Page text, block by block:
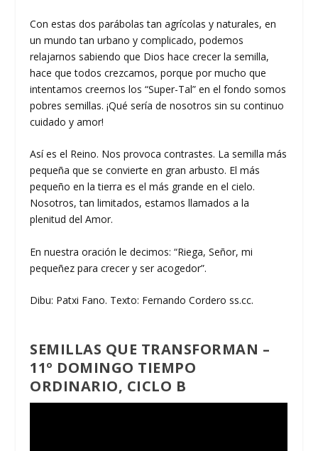
Con estas dos parábolas tan agrícolas y naturales, en
un mundo tan urbano y complicado, podemos
relajarnos sabiendo que Dios hace crecer la semilla,
haceque todos crezcamos, porque por mucho que
intentamos creernos los “Super-Tal” en el fondo somos
pobres semillas. ¡Qué sería de nosotros sin su continuo
cuidado y amor!
Así es el Reino. Nos provoca contrastes. La semilla más
pequeña que se convierte en gran arbusto. El más
pequeño en la tierra es el más grande en el cielo.
Nosotros, tan limitados, estamos llamados a la
plenitud del Amor.
En nuestra oración le decimos: “Riega, Señor, mi
pequeñez para crecer y ser acogedor”.
Dibu: Patxi Fano. Texto: Fernando Cordero ss.cc.
SEMILLAS QUE TRANSFORMAN –
11º DOMINGO TIEMPO
ORDINARIO, CICLO B